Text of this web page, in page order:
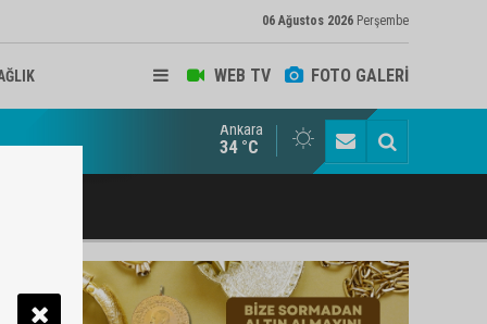
06 Ağustos 2026 Perşembe
WEB TV FOTO GALERİ
ve Arabulucu Rüstem Yiğit Ahizer'e ziyaretçi akını
Ankara
34 °C